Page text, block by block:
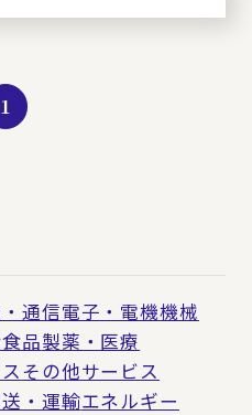
1
通信電子・電機機械
食品製薬・医療
その他サービス
・運輸エネルギー